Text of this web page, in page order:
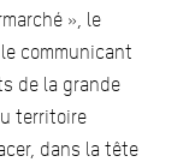
», le
le communicant
de la grande
territoire
dans la tête